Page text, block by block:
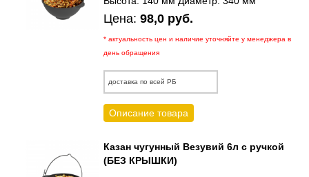
Цена: 98,0 руб.
* актуальность цен и наличие уточняйте у менеджера в
день обращения
доставка по всей РБ
Описание товара
Казан чугунный Везувий 6л с ручкой
(БЕЗ КРЫШКИ)